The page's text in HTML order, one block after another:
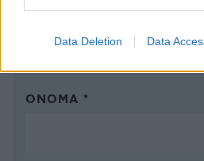
Data Deletion Data
ΠΡΟΣΘΗΚΗ ΣΧΟΛΙΟΥ
ΌΝΟΜΑ *